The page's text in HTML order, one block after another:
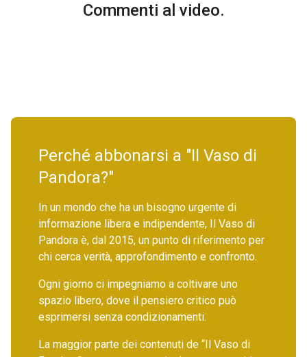
Commenti al video.
Perché abbonarsi a "Il Vaso di
Pandora?"
In un mondo che ha un bisogno urgente di
informazione libera e indipendente, Il Vaso di
Pandora è, dal 2015, un punto di riferimento per
chi cerca verità, approfondimento e confronto.
Ogni giorno ci impegniamo a coltivare uno
spazio libero, dove il pensiero critico può
esprimersi senza condizionamenti.
La maggior parte dei contenuti de “Il Vaso di